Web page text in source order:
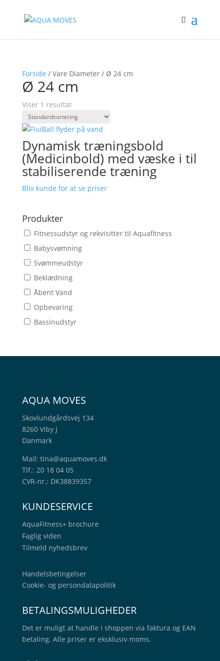
Forside / Vare Diameter / Ø 24 cm
Ø 24 cm
Viser 1 resultat
Dynamisk træningsbold
(Medicinbold) med væske i til
stabiliserende træning
Bliv kunde for at se priser
Produkter
Fitnessudstyr og rekvisitter til Aquafitness
Babysvømning
Svømmeudstyr
Beklædning
Åbent Vand
Opbevaring
Bassinudstyr
AQUA MOVES
Skovlundgårdsvej 134
8260 Viby J
Danmark
Mail: tina@aquamoves.dk
Tlf.: 20 18 04 05
CVR-nr.: DK38839357
KUNDESERVICE
AquaFitness+ brochure
Faglig viden
Tilmeld nyhedsbrev
Handelsbetingelser
Cookie- og persondatapolitik
BETALINGSMULIGHEDER
Det er muligt at handle i shoppen via faktura og EAN
betaling. Alle priser er eksklusiv moms.